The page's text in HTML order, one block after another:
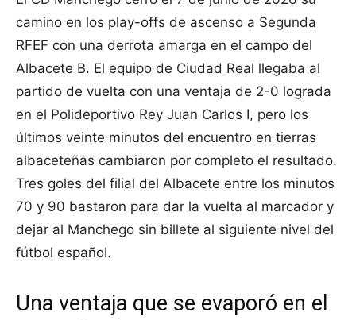
camino en los play-offs de ascenso a Segunda
RFEF con una derrota amarga en el campo del
Albacete B. El equipo de Ciudad Real llegaba al
partido de vuelta con una ventaja de 2-0 lograda
en el Polideportivo Rey Juan Carlos I, pero los
últimos veinte minutos del encuentro en tierras
albaceteñas cambiaron por completo el resultado.
Tres goles del filial del Albacete entre los minutos
70 y 90 bastaron para dar la vuelta al marcador y
dejar al Manchego sin billete al siguiente nivel del
fútbol español.
Una ventaja que se evaporó en el